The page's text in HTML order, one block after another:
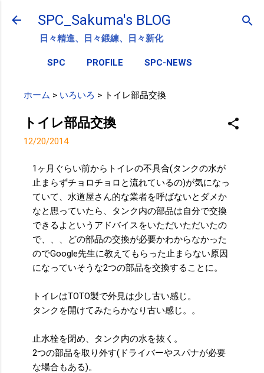
スキップしてメイン コンテンツに移動
SPC_Sakuma's BLOG
日々精進、日々鍛練、日々新化
SPC PROFILE SPC-NEWS
ホーム > いろいろ > トイレ部品交換
トイレ部品交換
12/20/2014
1ヶ月ぐらい前からトイレの不具合(タンクの水が
止まらずチョロチョロと流れているの)が気になっ
ていて、水道屋さん的な業者を呼ばないとダメか
なと思っていたら、タンク内の部品は自分で交換
できるよというアドバイスをいただいただいたの
で、、、どの部品の交換が必要かわからなかった
のでGoogle先生に教えてもらった止まらない原因
になっていそうな2つの部品を交換することに。
トイレはTOTO製で外見は少し古い感じ。
タンクを開けてみたらかなり古い感じ。。
止水栓を閉め、タンク内の水を抜く。
2つの部品を取り外す(ドライバーやスパナが必要
な場合もある)。